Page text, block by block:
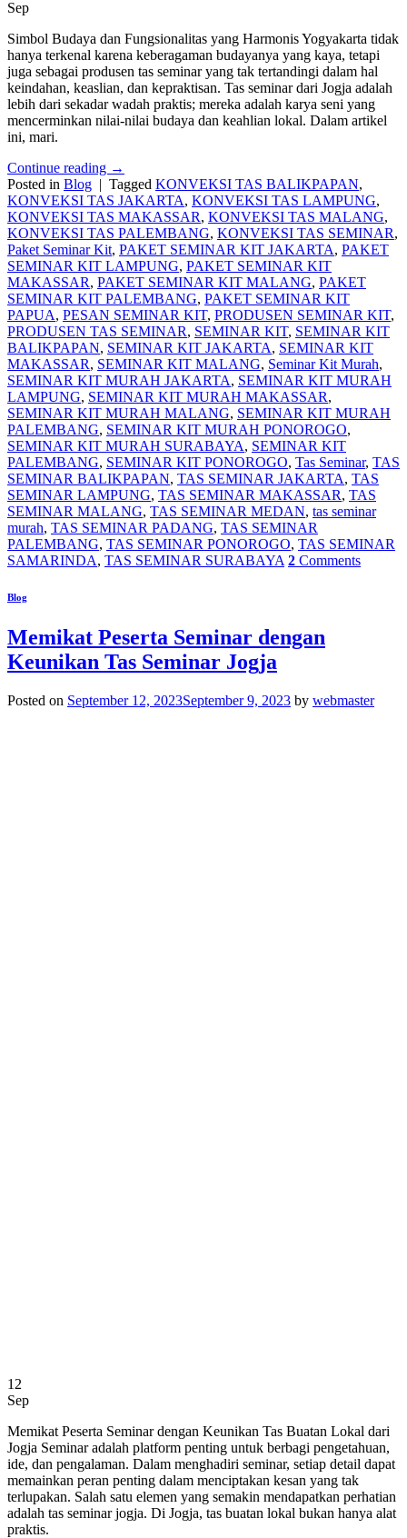
Sep
Simbol Budaya dan Fungsionalitas yang Harmonis Yogyakarta tidak
hanya terkenal karena keberagaman budayanya yang kaya, tetapi
juga sebagai produsen tas seminar yang tak tertandingi dalam hal
keindahan, keaslian, dan kepraktisan. Tas seminar dari Jogja adalah
lebih dari sekadar wadah praktis; mereka adalah karya seni yang
mencerminkan nilai-nilai budaya dan keahlian lokal. Dalam artikel
ini, mari.
Continue reading →
Posted in Blog | Tagged KONVEKSI TAS BALIKPAPAN,
KONVEKSI TAS JAKARTA, KONVEKSI TAS LAMPUNG,
KONVEKSI TAS MAKASSAR, KONVEKSI TAS MALANG,
KONVEKSI TAS PALEMBANG, KONVEKSI TAS SEMINAR,
Paket Seminar Kit, PAKET SEMINAR KIT JAKARTA, PAKET
SEMINAR KIT LAMPUNG, PAKET SEMINAR KIT
MAKASSAR, PAKET SEMINAR KIT MALANG, PAKET
SEMINAR KIT PALEMBANG, PAKET SEMINAR KIT
PAPUA, PESAN SEMINAR KIT, PRODUSEN SEMINAR KIT,
PRODUSEN TAS SEMINAR, SEMINAR KIT, SEMINAR KIT
BALIKPAPAN, SEMINAR KIT JAKARTA, SEMINAR KIT
MAKASSAR, SEMINAR KIT MALANG, Seminar Kit Murah,
SEMINAR KIT MURAH JAKARTA, SEMINAR KIT MURAH
LAMPUNG, SEMINAR KIT MURAH MAKASSAR,
SEMINAR KIT MURAH MALANG, SEMINAR KIT MURAH
PALEMBANG, SEMINAR KIT MURAH PONOROGO,
SEMINAR KIT MURAH SURABAYA, SEMINAR KIT
PALEMBANG, SEMINAR KIT PONOROGO, Tas Seminar, TAS
SEMINAR BALIKPAPAN, TAS SEMINAR JAKARTA, TAS
SEMINAR LAMPUNG, TAS SEMINAR MAKASSAR, TAS
SEMINAR MALANG, TAS SEMINAR MEDAN, tas seminar
murah, TAS SEMINAR PADANG, TAS SEMINAR
PALEMBANG, TAS SEMINAR PONOROGO, TAS SEMINAR
SAMARINDA, TAS SEMINAR SURABAYA 2 Comments
Blog
Memikat Peserta Seminar dengan
Keunikan Tas Seminar Jogja
Posted on September 12, 2023September 9, 2023 by webmaster
12
Sep
Memikat Peserta Seminar dengan Keunikan Tas Buatan Lokal dari
Jogja Seminar adalah platform penting untuk berbagi pengetahuan,
ide, dan pengalaman. Dalam menghadiri seminar, setiap detail dapat
memainkan peran penting dalam menciptakan kesan yang tak
terlupakan. Salah satu elemen yang semakin mendapatkan perhatian
adalah tas seminar jogja. Di Jogja, tas buatan lokal bukan hanya alat
praktis.